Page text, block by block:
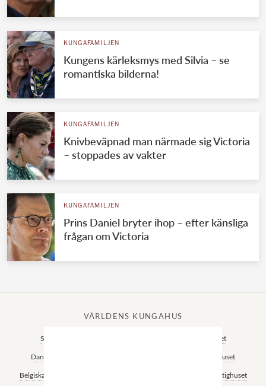
KUNGAFAMILJEN
Kungens kärleksmys med Silvia – se
romantiska bilderna!
KUNGAFAMILJEN
Knivbeväpnad man närmade sig Victoria
– stoppades av vakter
KUNGAFAMILJEN
Prins Daniel bryter ihop – efter känsliga
frågan om Victoria
VÄRLDENS KUNGAHUS
Svenska kungahuset Norska kungahuset
Danska kungahuset Nederländska kungahuset
Belgiska kungahuset Luxemburgska storhertighuset